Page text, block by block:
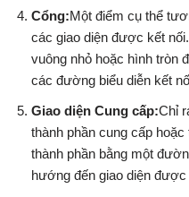
Cổng:Một điểm cụ thể
các giao diện được kết
vuông nhỏ hoặc hình tròn
các đường biểu diễn kết
Giao diện Cung cấp:Chỉ
thành phần cung cấp
thành phần bằng một
hướng đến giao diện được